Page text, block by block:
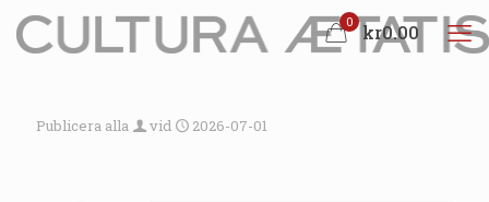
0 kr0.00
Publicera alla vid 2026-07-01